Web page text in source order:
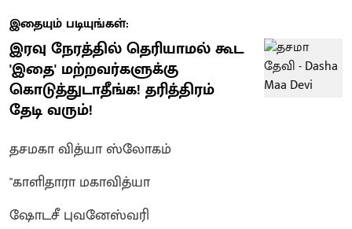
இதையும் படியுங்கள்:
இரவு நேரத்தில் தெரியாமல் கூட
'இதை' மற்றவர்களுக்கு
கொடுத்துடாதீங்க! தரித்திரம்
தேடி வரும்!
தசமகா வித்யா ஸ்லோகம்
"காளிதாரா மகாவித்யா
ஷோடசீ புவனேஸ்வரி